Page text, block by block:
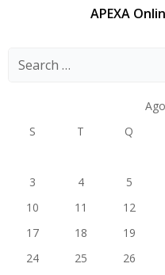
APEXA
S
T Q
3
4 5
10
11 12
17
18 19
24
25 26